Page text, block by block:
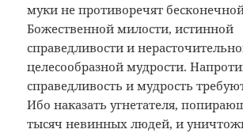
муки не противоречят
Божественной милости, истинной
справедливости и
целесообразной мудрости.
справедливость и мудрость
Ибо наказать угнетателя,
тысяч невинных людей, и